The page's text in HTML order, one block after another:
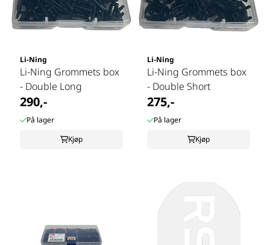
Li-Ning
Li-Ning Grommets box
- Double Long
290,-
På lager
Kjøp
Li-Ning
Li-Ning Grommets box
- Double Short
275,-
På lager
Kjøp